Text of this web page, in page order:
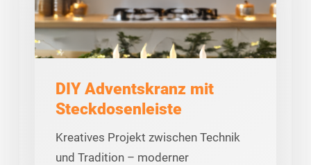
DIY Adventskranz mit
Steckdosenleiste
Kreatives Projekt zwischen Technik
und Tradition – moderner